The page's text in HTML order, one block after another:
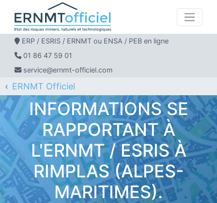
ERP / ESRIS / ERNMT ou ENSA / PEB en ligne
01 86 47 59 01
service@ernmt-officiel.com
ERNMT Officiel
ERP / ESRIS / ERNMT pour RIMPLAS
INFORMATIONS SE
RAPPORTANT À
L'ERNMT / ESRIS À
RIMPLAS (ALPES-
MARITIMES).